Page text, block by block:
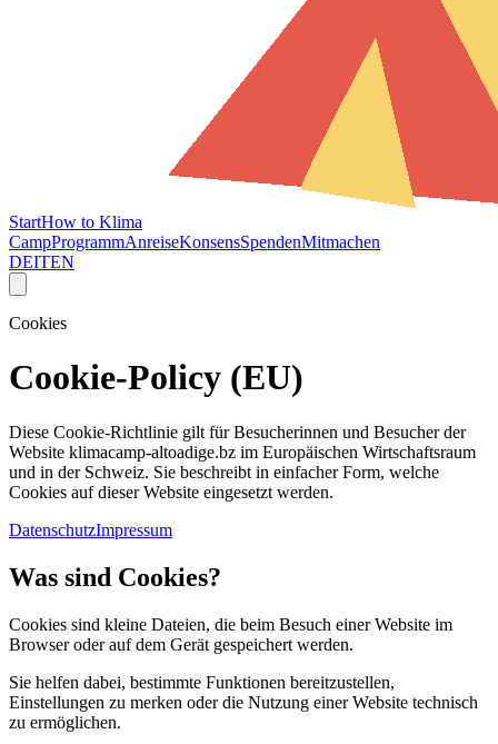
StartHow to Klima
CampProgrammAnreiseKonsensSpendenMitmachen
DEITEN
Cookies
Cookie-Policy (EU)
Diese Cookie-Richtlinie gilt für Besucherinnen und Besucher der
Website klimacamp-altoadige.bz im Europäischen Wirtschaftsraum
und in der Schweiz. Sie beschreibt in einfacher Form, welche
Cookies auf dieser Website eingesetzt werden.
DatenschutzImpressum
Was sind Cookies?
Cookies sind kleine Dateien, die beim Besuch einer Website im
Browser oder auf dem Gerät gespeichert werden.
Sie helfen dabei, bestimmte Funktionen bereitzustellen,
Einstellungen zu merken oder die Nutzung einer Website technisch
zu ermöglichen.